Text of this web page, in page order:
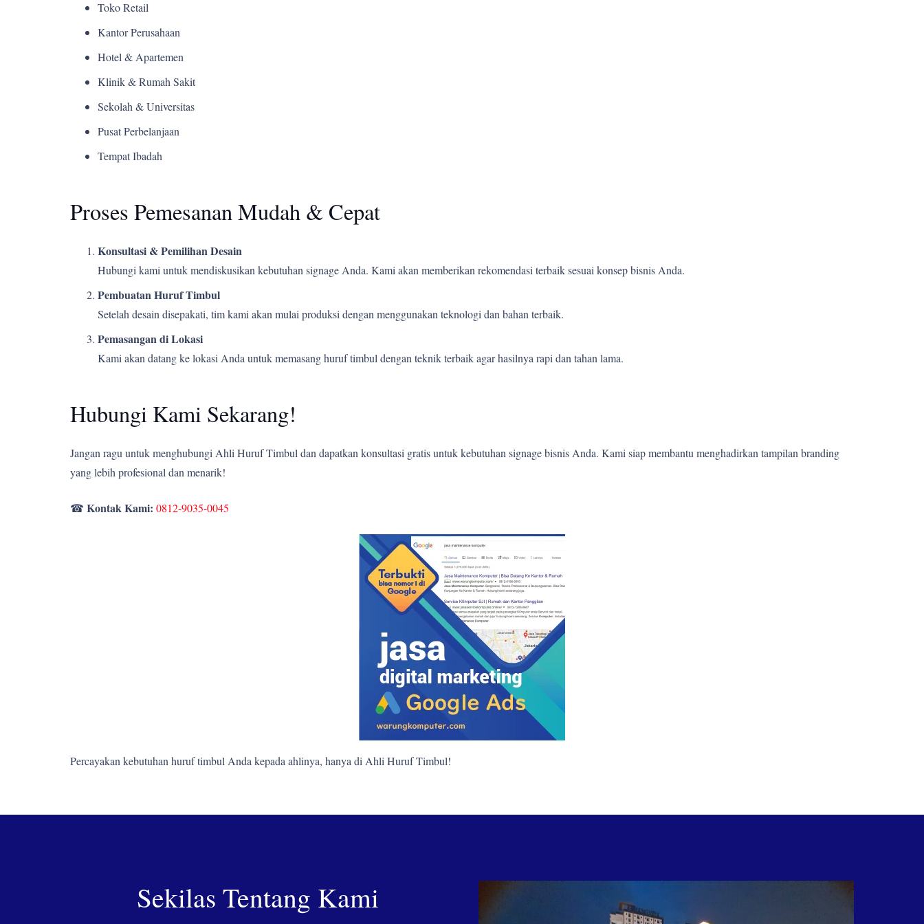
Toko Retail
Kantor Perusahaan
Hotel & Apartemen
Klinik & Rumah Sakit
Sekolah & Universitas
Pusat Perbelanjaan
Tempat Ibadah
Proses Pemesanan Mudah & Cepat
Konsultasi & Pemilihan Desain
Hubungi kami untuk mendiskusikan kebutuhan signage Anda. Kami akan memberikan rekomendasi terbaik sesuai konsep bisnis Anda.
Pembuatan Huruf Timbul
Setelah desain disepakati, tim kami akan mulai produksi dengan menggunakan teknologi dan bahan terbaik.
Pemasangan di Lokasi
Kami akan datang ke lokasi Anda untuk memasang huruf timbul dengan teknik terbaik agar hasilnya rapi dan tahan lama.
Hubungi Kami Sekarang!
Jangan ragu untuk menghubungi Ahli Huruf Timbul dan dapatkan konsultasi gratis untuk kebutuhan signage bisnis Anda. Kami siap membantu menghadirkan tampilan branding
yang lebih profesional dan menarik!
☎ Kontak Kami: 0812-9035-0045
Percayakan kebutuhan huruf timbul Anda kepada ahlinya, hanya di Ahli Huruf Timbul!
Sekilas Tentang Kami